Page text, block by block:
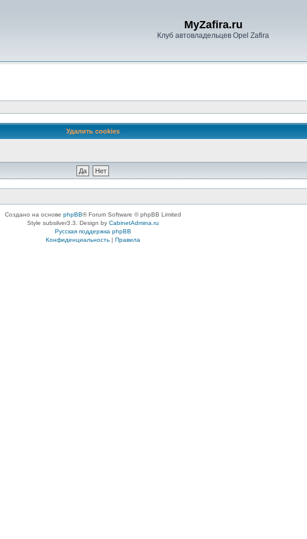
MyZafira.ru
Клуб автовладельцев Opel Zafira
Удалить cookies
Создано на основе phpBB® Forum Software © phpBB Limited
Style subsilver3.3. Design by CabinetAdmina.ru
Русская поддержка phpBB
Конфиденциальность| Правила